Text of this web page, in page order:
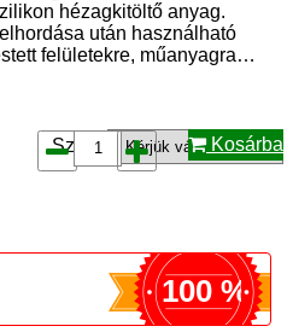
hézagkitöltő anyag.
után használható
felületekre, műanyagra…
Szín*: Kosárba
100 %